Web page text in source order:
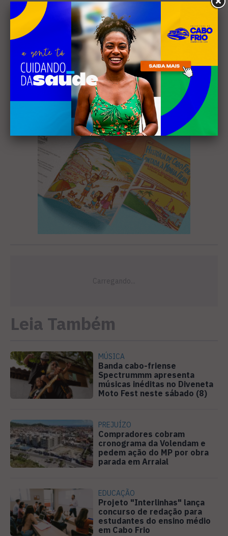
Receba nossa
newsletter
Leia Também
MÚSICA
Banda cabo-friense
Spectrummm apresenta
músicas inéditas no Diveneta
Moto Fest neste sábado (8)
PREJUÍZO
Compradores cobram
cronograma da Volendam e
pedem ação do MP por obra
parada em Arraial
EDUCAÇÃO
Projeto "Interlinhas" lança
concurso de redação para
estudantes do ensino médio
em Cabo Frio